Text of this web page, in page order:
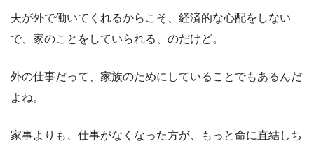
夫が外で働いてくれるからこそ、経済的な心配をしない
で、家のことをしていられる、のだけど。
外の仕事だって、家族のためにしていることでもあるんだ
よね。
家事よりも、仕事がなくなった方が、もっと命に直結しち